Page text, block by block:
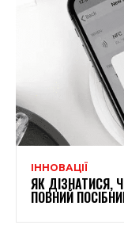
ІННОВАЦІЇ
ЯК ДІЗНАТИСЯ,
ПОВНИЙ